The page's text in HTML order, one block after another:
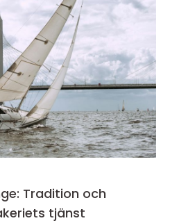
Tradition och
tjänst